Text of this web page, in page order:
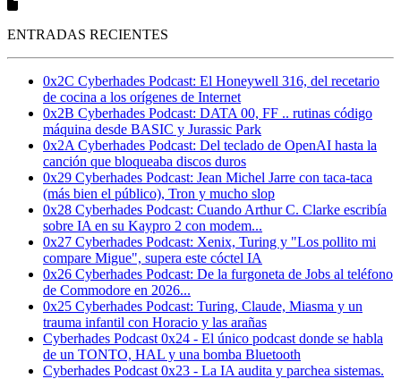
ENTRADAS RECIENTES
0x2C Cyberhades Podcast: El Honeywell 316, del recetario
de cocina a los orígenes de Internet
0x2B Cyberhades Podcast: DATA 00, FF .. rutinas código
máquina desde BASIC y Jurassic Park
0x2A Cyberhades Podcast: Del teclado de OpenAI hasta la
canción que bloqueaba discos duros
0x29 Cyberhades Podcast: Jean Michel Jarre con taca-taca
(más bien el público), Tron y mucho slop
0x28 Cyberhades Podcast: Cuando Arthur C. Clarke escribía
sobre IA en su Kaypro 2 con modem...
0x27 Cyberhades Podcast: Xenix, Turing y "Los pollito mi
compare Migue", supera este cóctel IA
0x26 Cyberhades Podcast: De la furgoneta de Jobs al teléfono
de Commodore en 2026...
0x25 Cyberhades Podcast: Turing, Claude, Miasma y un
trauma infantil con Horacio y las arañas
Cyberhades Podcast 0x24 - El único podcast donde se habla
de un TONTO, HAL y una bomba Bluetooth
Cyberhades Podcast 0x23 - La IA audita y parchea sistemas.